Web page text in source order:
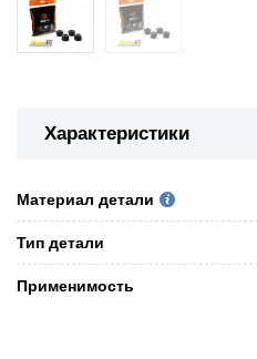
Характеристики
Материал детали
Тип детали
Применимость